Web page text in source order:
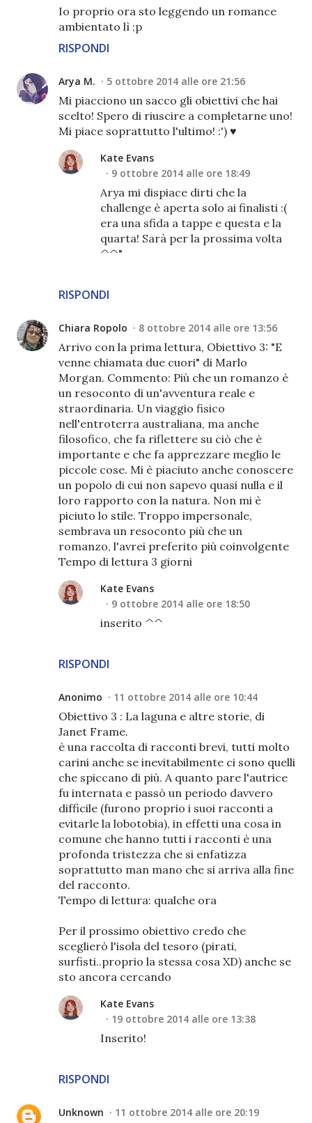
Io proprio ora sto leggendo un romance
ambientato lì ;p
RISPONDI
Arya M. 5 ottobre 2014 alle ore 21:56
Mi piacciono un sacco gli obiettivi che hai
scelto! Spero di riuscire a completarne uno!
Mi piace soprattutto l'ultimo! :') ♥
RISPONDI
Kate Evans
9 ottobre 2014 alle ore 18:49
Arya mi dispiace dirti che la
challenge è aperta solo ai finalisti :(
era una sfida a tappe e questa e la
quarta! Sarà per la prossima volta
^^"
Chiara Ropolo 8 ottobre 2014 alle ore 13:56
Arrivo con la prima lettura, Obiettivo 3: "E
venne chiamata due cuori" di Marlo
Morgan. Commento: Più che un romanzo è
un resoconto di un'avventura reale e
straordinaria. Un viaggio fisico
nell'entroterra australiana, ma anche
filosofico, che fa riflettere su ciò che è
importante e che fa apprezzare meglio le
piccole cose. Mi è piaciuto anche conoscere
un popolo di cui non sapevo quasi nulla e il
loro rapporto con la natura. Non mi è
piciuto lo stile. Troppo impersonale,
sembrava un resoconto più che un
romanzo, l'avrei preferito più coinvolgente
Tempo di lettura 3 giorni
RISPONDI
Kate Evans
9 ottobre 2014 alle ore 18:50
inserito ^^
Anonimo 11 ottobre 2014 alle ore 10:44
Obiettivo 3 : La laguna e altre storie, di
Janet Frame.
è una raccolta di racconti brevi, tutti molto
carini anche se inevitabilmente ci sono quelli
che spiccano di più. A quanto pare l'autrice
fu internata e passò un periodo davvero
difficile (furono proprio i suoi racconti a
evitarle la lobotobia), in effetti una cosa in
comune che hanno tutti i racconti è una
profonda tristezza che si enfatizza
soprattutto man mano che si arriva alla fine
del racconto.
Tempo di lettura: qualche ora
Per il prossimo obiettivo credo che
sceglierò l'isola del tesoro (pirati,
surfisti..proprio la stessa cosa XD) anche se
sto ancora cercando
RISPONDI
Kate Evans
19 ottobre 2014 alle ore 13:38
Inserito!
Unknown 11 ottobre 2014 alle ore 20:19